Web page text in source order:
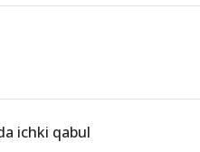
ichki qabul